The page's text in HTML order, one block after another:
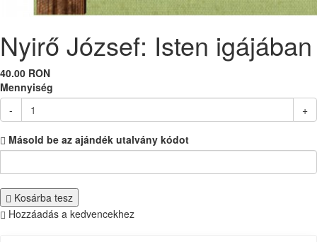
Nyirő József: Isten igájában
40.00 RON
Mennyiség
-
+
Másold be az ajándék utalvány kódot
Kosárba tesz
Hozzáadás a kedvencekhez